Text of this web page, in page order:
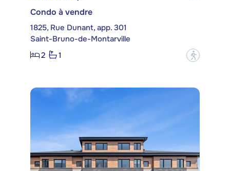
Condo à vendre
1825, Rue Dunant, app. 301
Saint-Bruno-de-Montarville
2
1 ?